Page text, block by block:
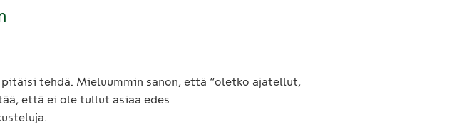
tehdä. Mieluummin sanon, että “oletko ajatellut,
että ei ole tullut asiaa edes